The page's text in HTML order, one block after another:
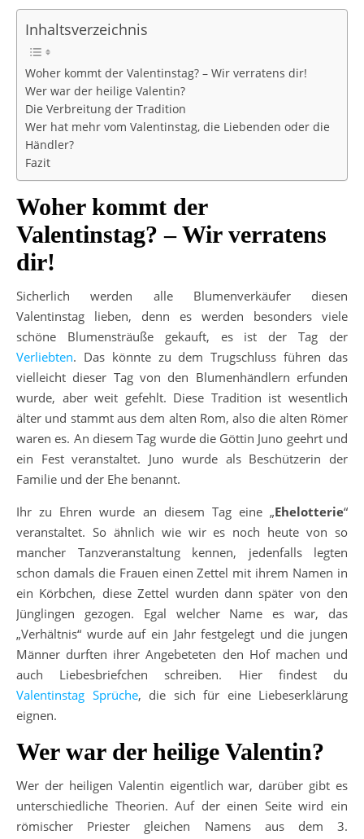
Inhaltsverzeichnis
Woher kommt der Valentinstag? – Wir verratens dir!
Wer war der heilige Valentin?
Die Verbreitung der Tradition
Wer hat mehr vom Valentinstag, die Liebenden oder die
Händler?
Fazit
Woher kommt der
Valentinstag? – Wir verratens
dir!
Sicherlich werden alle Blumenverkäufer diesen
Valentinstag lieben, denn es werden besonders viele
schöne Blumensträuße gekauft, es ist der Tag der
Verliebten. Das könnte zu dem Trugschluss führen das
vielleicht dieser Tag von den Blumenhändlern erfunden
wurde, aber weit gefehlt. Diese Tradition ist wesentlich
älter und stammt aus dem alten Rom, also die alten Römer
waren es. An diesem Tag wurde die Göttin Juno geehrt und
ein Fest veranstaltet. Juno wurde als Beschützerin der
Familie und der Ehe benannt.
Ihr zu Ehren wurde an diesem Tag eine „Ehelotterie“
veranstaltet. So ähnlich wie wir es noch heute von so
mancher Tanzveranstaltung kennen, jedenfalls legten
schon damals die Frauen einen Zettel mit ihrem Namen in
ein Körbchen, diese Zettel wurden dann später von den
Jünglingen gezogen. Egal welcher Name es war, das
„Verhältnis“ wurde auf ein Jahr festgelegt und die jungen
Männer durften ihrer Angebeteten den Hof machen und
auch Liebesbriefchen schreiben. Hier findest du
Valentinstag Sprüche, die sich für eine Liebeserklärung
eignen.
Wer war der heilige Valentin?
Wer der heiligen Valentin eigentlich war, darüber gibt es
unterschiedliche Theorien. Auf der einen Seite wird ein
römischer Priester gleichen Namens aus dem 3.